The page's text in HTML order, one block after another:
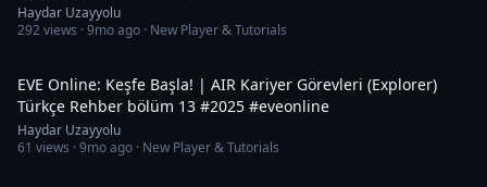
Haydar Uzayyolu
292views ·9mo ago · New Player & Tutorials
EVE Online: Keşfe Başla! | AIR Kariyer Görevleri (Explorer)
Türkçe Rehber bölüm 13 #2025 #eveonline
Haydar Uzayyolu
61 views ·9mo ago · New Player & Tutorials